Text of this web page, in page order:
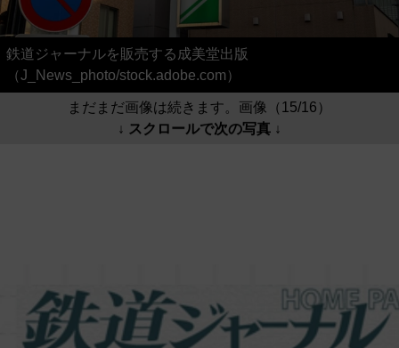
鉄道ジャーナルを販売する成美堂出版
（J_News_photo/stock.adobe.com）
まだまだ画像は続きます。画像（15/16）
↓ スクロールで次の写真 ↓